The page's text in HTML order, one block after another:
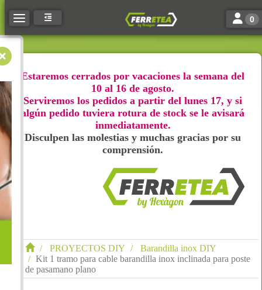
Toggle navigation Toggle
0
Estaremos cerrados por vacaciones la semana del
10 al 16 de agosto.
Serviremos los pedidos a partir del lunes 17, y si
algún pedido tuviera rotura de stock se le avisará
inmediatamente.
Disculpen las molestias y muchas gracias por su
comprensión.
PROYECTOS DIY
Barandilla inox DIY
Kit 1 tramo para cable barandilla inox inclinada para poste
de pasamano plano